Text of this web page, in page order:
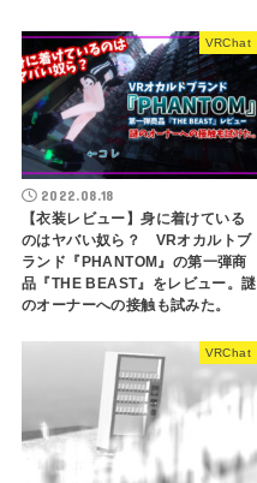
VRChat
2022.08.18
【衣装レビュー】身に着けている
のはヤバい奴ら？ VRオカルトブ
ランド『PHANTOM』の第一弾商
品『THE BEAST』をレビュー。謎
のオーナーへの接触も試みた。
VRChat